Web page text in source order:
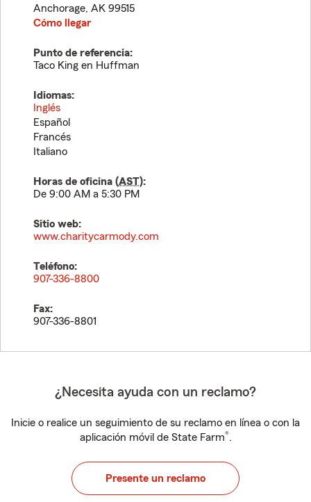
Anchorage, AK 99515
Cómo llegar
Punto de referencia:
Taco King en Huffman
Idiomas:
Inglés
Español
Francés
Italiano
Horas de oficina (AST):
De 9:00 AM a 5:30 PM
Sitio web:
www.charitycarmody.com
Teléfono:
907-336-8800
Fax:
907-336-8801
¿Necesita ayuda con un reclamo?
Inicie o realice un seguimiento de su reclamo en línea o con la
aplicación móvil de State Farm®.
Presente un reclamo